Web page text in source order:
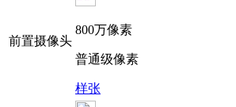
前置摄像头
800万像素
普通级像素
样张